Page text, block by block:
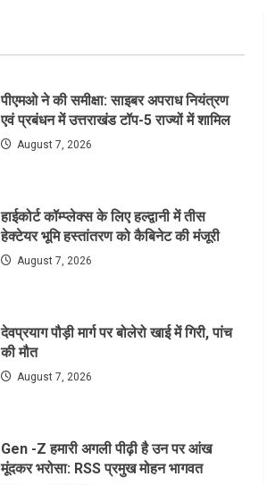
पीएमओ ने की समीक्षा: साइबर अपराध नियंत्रण
एवं प्रबंधन में उत्तराखंड टॉप-5 राज्यों में शामिल
August 7, 2026
हाईकोर्ट कॉम्प्लेक्स के लिए हल्द्वानी में तीस
हेक्टेयर भूमि हस्तांतरण को कैबिनेट की मंजूरी
August 7, 2026
देवप्रयाग पौड़ी मार्ग पर बोलेरो खाई में गिरी, पांच
की मौत
August 7, 2026
Gen -Z हमारी अगली पीढ़ी है उन पर आंख
मूंदकर भरोसा: RSS प्रमुख मोहन भागवत